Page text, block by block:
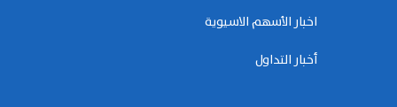
اخبار الأسهم الاسيوية
أخبار التداول